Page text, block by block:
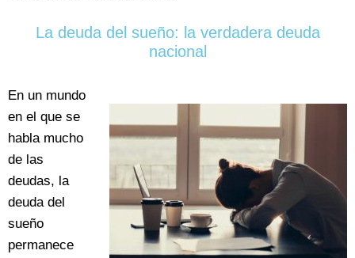
La deuda del sueño: la verdadera deuda
nacional
En un mundo
en el que se
habla mucho
de las
deudas, la
deuda del
sueño
permanece